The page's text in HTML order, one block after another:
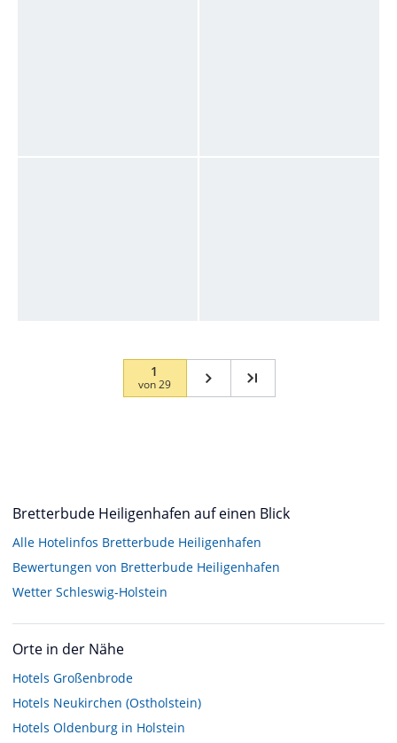
1
von29
Bretterbude Heiligenhafen auf einen Blick
Alle Hotelinfos Bretterbude Heiligenhafen
Bewertungen von Bretterbude Heiligenhafen
Wetter Schleswig-Holstein
Orte in der Nähe
Hotels Großenbrode
Hotels Neukirchen (Ostholstein)
Hotels Oldenburg in Holstein